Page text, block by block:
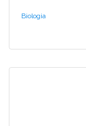
Biologia